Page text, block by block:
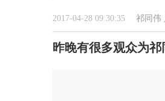
2017-04-28 09:30:35 祁同伟
昨晚有很多观众为